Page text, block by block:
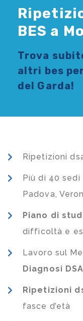
BES a
Trova
altri bes
del Garda!
Ripetizioni
Più di 40
Padova,
Piano di
difficoltà e
Lavoro sul
Diagnosi
Ripetizioni
fasce d’età